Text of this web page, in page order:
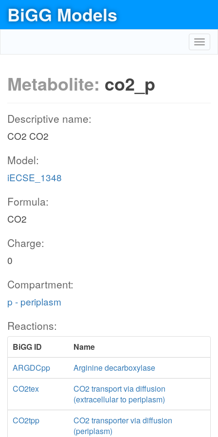
BiGG Models
Metabolite: co2_p
Descriptive name:
CO2 CO2
Model:
iECSE_1348
Formula:
CO2
Charge:
0
Compartment:
p - periplasm
Reactions:
BiGG ID
Name
ARGDCpp
Arginine decarboxylase
CO2tex
CO2 transport via diffusion
(extracellular to periplasm)
CO2tpp
CO2 transporter via diffusion
(periplasm)